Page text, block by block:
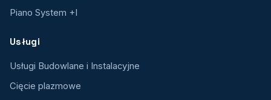
Piano System +I
Usługi
Usługi Budowlane i Instalacyjne
Cięcie plazmowe